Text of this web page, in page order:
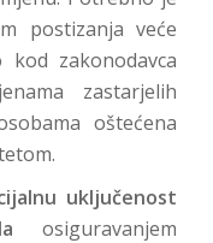
postizanja veće
zakonodavca
zastarjelih
oštećena
uključenost
osiguravanjem